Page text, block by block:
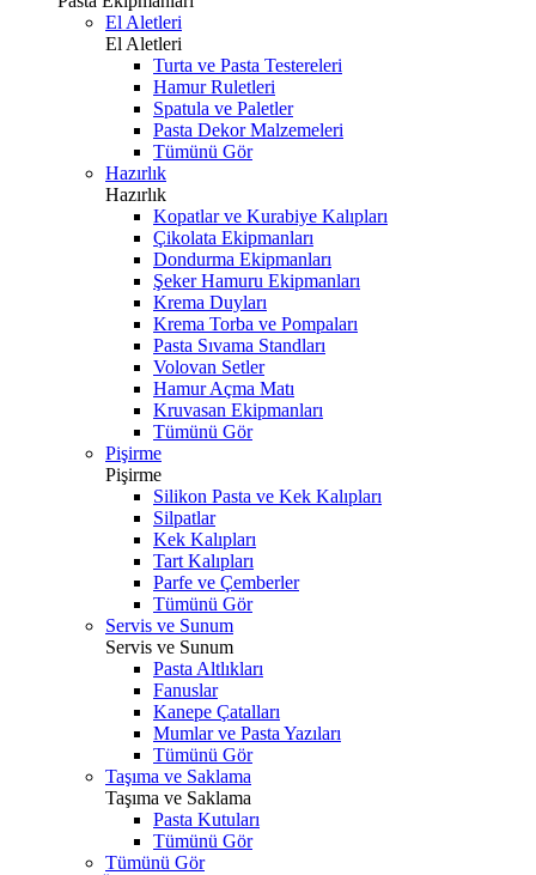
El Aletleri
El Aletleri
Turta ve Pasta Testereleri
Hamur Ruletleri
Spatula ve Paletler
Pasta Dekor Malzemeleri
Tümünü Gör
Hazırlık
Hazırlık
Kopatlar ve Kurabiye Kalıpları
Çikolata Ekipmanları
Dondurma Ekipmanları
Şeker Hamuru Ekipmanları
Krema Duyları
Krema Torba ve Pompaları
Pasta Sıvama Standları
Volovan Setler
Hamur Açma Matı
Kruvasan Ekipmanları
Tümünü Gör
Pişirme
Pişirme
Silikon Pasta ve Kek Kalıpları
Silpatlar
Kek Kalıpları
Tart Kalıpları
Parfe ve Çemberler
Tümünü Gör
Servis ve Sunum
Servis ve Sunum
Pasta Altlıkları
Fanuslar
Kanepe Çatalları
Mumlar ve Pasta Yazıları
Tümünü Gör
Taşıma ve Saklama
Taşıma ve Saklama
Pasta Kutuları
Tümünü Gör
Tümünü Gör